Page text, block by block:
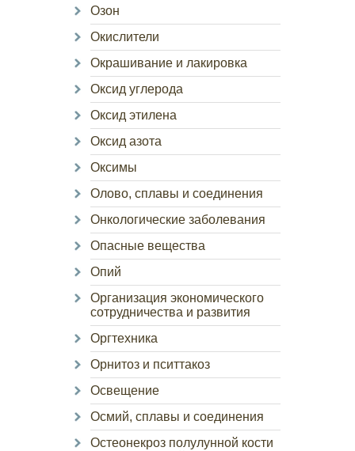
Озон
Окислители
Окрашивание и лакировка
Оксид углерода
Оксид этилена
Оксид азота
Оксимы
Олово, сплавы и соединения
Онкологические заболевания
Опасные вещества
Опий
Организация экономического
сотрудничества и развития
Оргтехника
Орнитоз и пситтакоз
Освещение
Осмий, сплавы и соединения
Остеонекроз полулунной кости